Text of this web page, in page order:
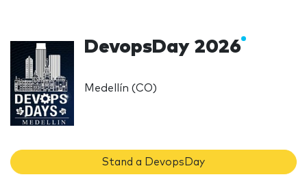
DevopsDay 2026
Medellín (CO)
Stand a DevopsDay